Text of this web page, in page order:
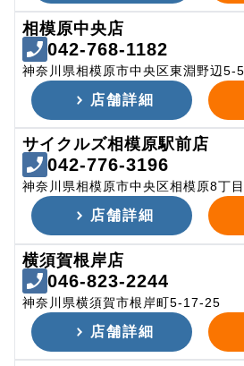
相模原中央店
042-768-1182
神奈川県相模原市中央区東淵野辺5-
店舗詳細
サイクルズ相模原駅前店
042-776-3196
神奈川県相模原市中央区相模原8丁
店舗詳細
横須賀根岸店
046-823-2244
神奈川県横須賀市根岸町5-17-25
店舗詳細